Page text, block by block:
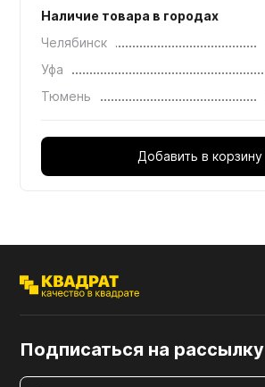
Наличие товара в городах
Челябинск
Уфа
Тюмень
Добавить в корзину
Подписаться на рассылку